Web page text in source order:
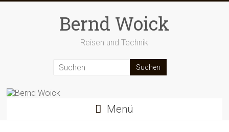
Bernd Woick
Reisen und Technik
Menü